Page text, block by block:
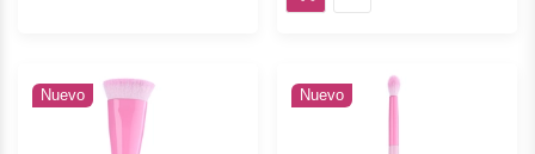
Nuevo Nuevo